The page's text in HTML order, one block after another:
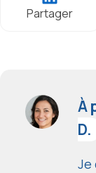
Partager
À
D.
Je